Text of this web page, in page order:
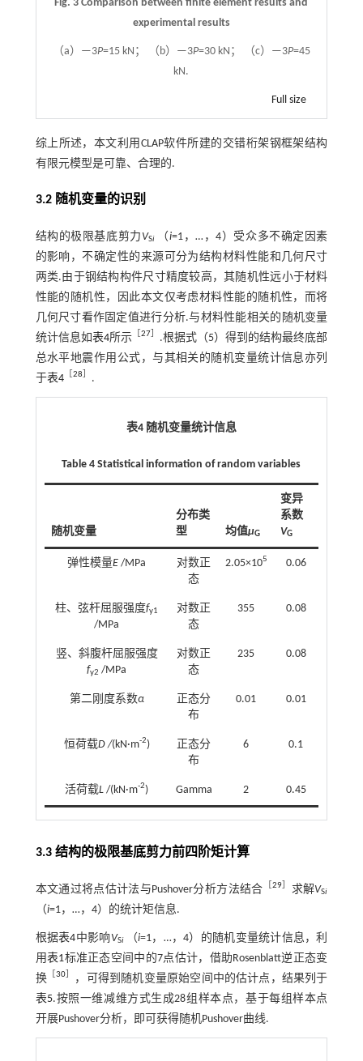
Fig. 3 Comparison between finite element results and
experimental results
（a）—3P=15 kN； （b）—3P=30 kN； （c）—3P=45
kN.
Full size
综上所述，本文利用CLAP软件所建的交错桁架钢框架结构
有限元模型是可靠、合理的.
3.2 随机变量的识别
结构的极限基底剪力 VSi（i=1，…，4）受众多不确定因素
的影响，不确定性的来源可分为结构材料性能和几何尺寸
两类.由于钢结构构件尺寸精度较高，其随机性远小于材料
性能的随机性，因此本文仅考虑材料性能的随机性，而将
几何尺寸看作固定值进行分析.与材料性能相关的随机变量
统计信息如表4所示［27］ .根据式（5）得到的结构最终底部
总水平地震作用公式，与其相关的随机变量统计信息亦列
于表4 ［28］ .
表4 随机变量统计信息
Table 4 Statistical information of random variables
随机变量
分布类
型
均值μG
变异
系数
VG
弹性模量E /MPa
对数正
态
2.05×105 0.06
柱、弦杆屈服强度fy1
/MPa
对数正
态
355 0.08
竖、斜腹杆屈服强度
fy2 /MPa
对数正
态
235 0.08
第二刚度系数α
正态分
布
0.01 0.01
恒荷载D /(kN·m-2)
正态分
布
6 0.1
活荷载L /(kN·m-2) Gamma 2 0.45
3.3 结构的极限基底剪力前四阶矩计算
本文通过将点估计法与Pushover分析方法结合 ［29］ 求解VSi
（i=1，…，4）的统计矩信息.
根据表4中影响 VSi（i=1，…，4）的随机变量统计信息，利
用表1标准正态空间中的7点估计，借助Rosenblatt逆正态变
换 ［30］
，可得到随机变量原始空间中的估计点，结果列于
表5.按照一维减维方式生成28组样本点，基于每组样本点
开展Pushover分析，即可获得随机Pushover曲线.